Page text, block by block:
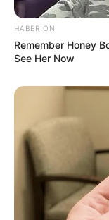
über eine
der Welt.
Planetarium
modernsten
bietet unter
Menschen
von rudi.
Schloss
Ahaus steht
und 18.
HABERION
Remember Honey
See Her Now